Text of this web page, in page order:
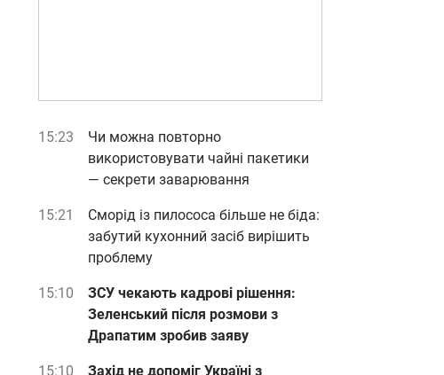
15:23
Чи можна повторно
використовувати чайні пакетики
— секрети заварювання
15:21
Сморід із пилососа більше не біда:
забутий кухонний засіб вирішить
проблему
15:10
ЗСУ чекають кадрові рішення:
Зеленський після розмови з
Драпатим зробив заяву
15:10 Захід не допоміг Україні з